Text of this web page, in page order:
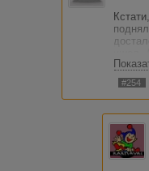
АА,
А еще
По
#254